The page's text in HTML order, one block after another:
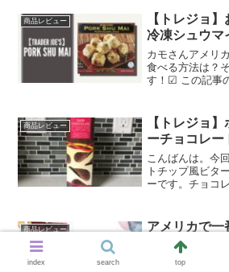
フィリエイトリ
イバシーポリシ
商品レビュー
【トレジョ
冷凍シュウマ
カモさんアメリ
食べる方法は？
す！☑ この記事
ています。慣れ
すが、簡単に作
商品レビュー
【トレジョ
ーチョコレー
こんばんは。今
トチップ風ビタ
ーです。チョコ
ら、甘さもコク
み物にも合うか
商品レビュー
アメリカで一
ブレッドク
カモさんアメリ
index search top